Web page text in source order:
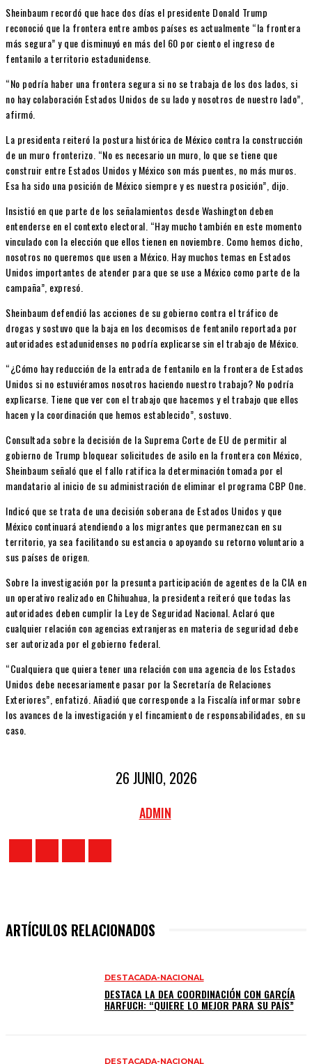
Sheinbaum recordó que hace dos días el presidente Donald Trump
reconoció que la frontera entre ambos países es actualmente “la frontera
más segura” y que disminuyó en más del 60 por ciento el ingreso de
fentanilo a territorio estadunidense.
“No podría haber una frontera segura si no se trabaja de los dos lados, si
no hay colaboración Estados Unidos de su lado y nosotros de nuestro lado”,
afirmó.
La presidenta reiteró la postura histórica de México contra la construcción
de un muro fronterizo. “No es necesario un muro, lo que se tiene que
construir entre Estados Unidos y México son más puentes, no más muros.
Esa ha sido una posición de México siempre y es nuestra posición”, dijo.
Insistió en que parte de los señalamientos desde Washington deben
entenderse en el contexto electoral. “Hay mucho también en este momento
vinculado con la elección que ellos tienen en noviembre. Como hemos dicho,
nosotros no queremos que usen a México. Hay muchos temas en Estados
Unidos importantes de atender para que se use a México como parte de la
campaña”, expresó.
Sheinbaum defendió las acciones de su gobierno contra el tráfico de
drogas y sostuvo que la baja en los decomisos de fentanilo reportada por
autoridades estadunidenses no podría explicarse sin el trabajo de México.
“¿Cómo hay reducción de la entrada de fentanilo en la frontera de Estados
Unidos si no estuviéramos nosotros haciendo nuestro trabajo? No podría
explicarse. Tiene que ver con el trabajo que hacemos y el trabajo que ellos
hacen y la coordinación que hemos establecido”, sostuvo.
Consultada sobre la decisión de la Suprema Corte de EU de permitir al
gobierno de Trump bloquear solicitudes de asilo en la frontera con México,
Sheinbaum señaló que el fallo ratifica la determinación tomada por el
mandatario al inicio de su administración de eliminar el programa CBP One.
Indicó que se trata de una decisión soberana de Estados Unidos y que
México continuará atendiendo a los migrantes que permanezcan en su
territorio, ya sea facilitando su estancia o apoyando su retorno voluntario a
sus países de origen.
Sobre la investigación por la presunta participación de agentes de la CIA en
un operativo realizado en Chihuahua, la presidenta reiteró que todas las
autoridades deben cumplir la Ley de Seguridad Nacional. Aclaró que
cualquier relación con agencias extranjeras en materia de seguridad debe
ser autorizada por el gobierno federal.
“Cualquiera que quiera tener una relación con una agencia de los Estados
Unidos debe necesariamente pasar por la Secretaría de Relaciones
Exteriores”, enfatizó. Añadió que corresponde a la Fiscalía informar sobre
los avances de la investigación y el fincamiento de responsabilidades, en su
caso.
26 JUNIO, 2026
ADMIN
ARTÍCULOS RELACIONADOS
DESTACADA-NACIONAL
DESTACA LA DEA COORDINACIÓN CON GARCÍA
HARFUCH: “QUIERE LO MEJOR PARA SU PAÍS”
DESTACADA-NACIONAL